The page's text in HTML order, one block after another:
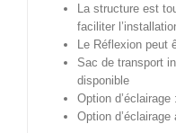
La structure est
faciliter
Le Réflexion
Sac de transport
disponible
Option d’éclairage
Option